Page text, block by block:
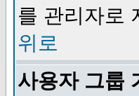
를 관리자로
위로
사용자 그룹